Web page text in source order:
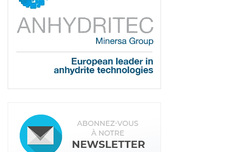
produits. Il y avait une inquiétude autour de
l’ouverture large du marché à des nouveaux
acteurs sans un suivi fiable. Nous aurions
probablement subi des problèmes de qualité de
produits et/ou des ouvrages. On ne devient pas
chapiste du jour au lendemain, il est nécessaire
Les applicateurs devront, eux, être